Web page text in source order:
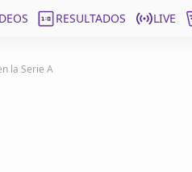
RESULTADOS LIVE
la Serie A